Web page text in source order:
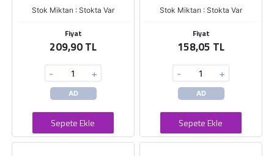
Stok Miktarı : Stokta Var
Fiyat
209,90 TL
- +
AD
Sepete Ekle
Stok Miktarı : Stokta Var
Fiyat
158,05 TL
- +
AD
Sepete Ekle